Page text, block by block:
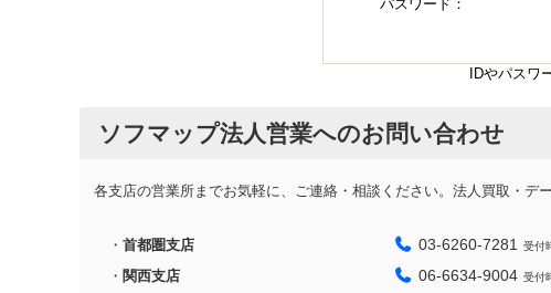
パスワード：
IDやパスワ
ソフマップ法人営業へのお問い合わせ
各支店の営業所までお気軽に、ご連絡・相談ください。法人買取・デ
・ 首都圏支店 03-6260-7281 受付
・ 関西支店 06-6634-9004 受付